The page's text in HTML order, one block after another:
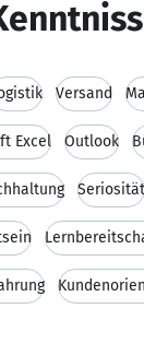
Versand
Excel Outlook
Seriosität